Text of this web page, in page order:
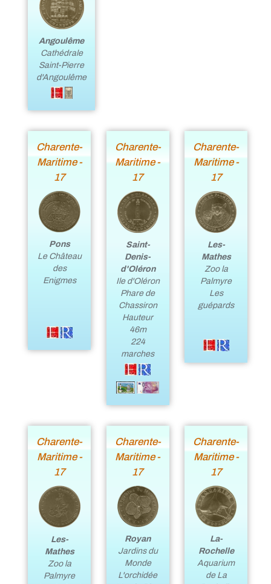
Angoulême
Cathédrale
Saint-Pierre
d'Angoulême
Charente-
Maritime -
17
Pons
Le Château
des
Enigmes
Charente-
Maritime -
17
Saint-
Denis-
d'Oléron
Ile d'Oléron
Phare de
Chassiron
Hauteur
46m
224
marches
Charente-
Maritime -
17
Les-
Mathes
Zoo la
Palmyre
Les
guépards
Charente-
Maritime -
17
Les-
Mathes
Zoo la
Palmyre
Charente-
Maritime -
17
Royan
Jardins du
Monde
L'orchidée
Charente-
Maritime -
17
La-
Rochelle
Aquarium
de La